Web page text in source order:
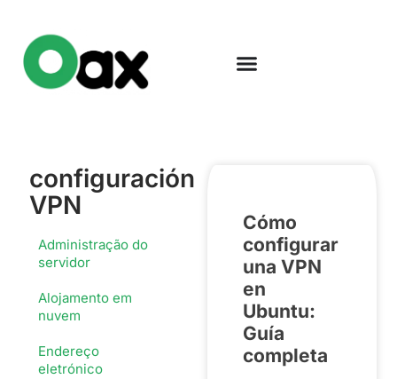
configuración
VPN
Administração do
servidor
Alojamento em
nuvem
Endereço
eletrónico
Cómo
configurar
una VPN
en
Ubuntu:
Guía
completa